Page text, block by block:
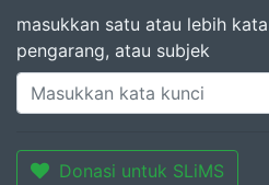
masukkan satu atau lebih
pengarang, atau subjek
Donasi untuk SLiMS